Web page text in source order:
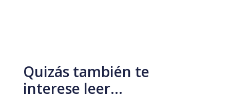
Quizás también te
interese leer…